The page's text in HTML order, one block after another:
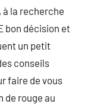
la recherche
bon décision et
un petit
conseils
faire de vous
de rouge au